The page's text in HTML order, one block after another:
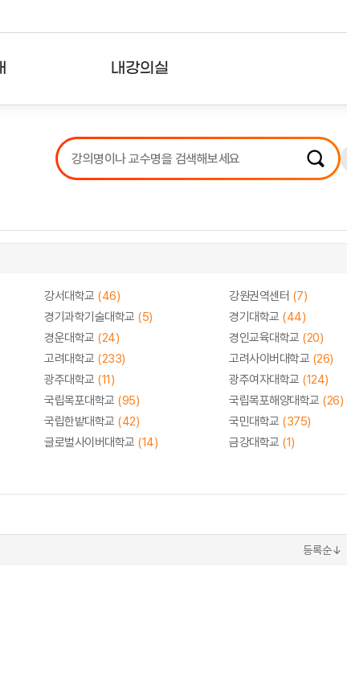
내강의실
강의리스트
수강확인증강의
강서대학교 (46) 강원권역센터 (7)
경기과학기술대학교 (5) 경기대학교 (44)
경운대학교 (24) 경인교육대학교 (20)
고려대학교 (233) 고려사이버대학교 (26)
광주대학교 (11) 광주여자대학교 (124)
국립목포대학교 (95) 국립목포해양대학교 (26)
국립한밭대학교 (42) 국민대학교 (375)
글로벌사이버대학교 (14) 금강대학교 (1)
등록순↓